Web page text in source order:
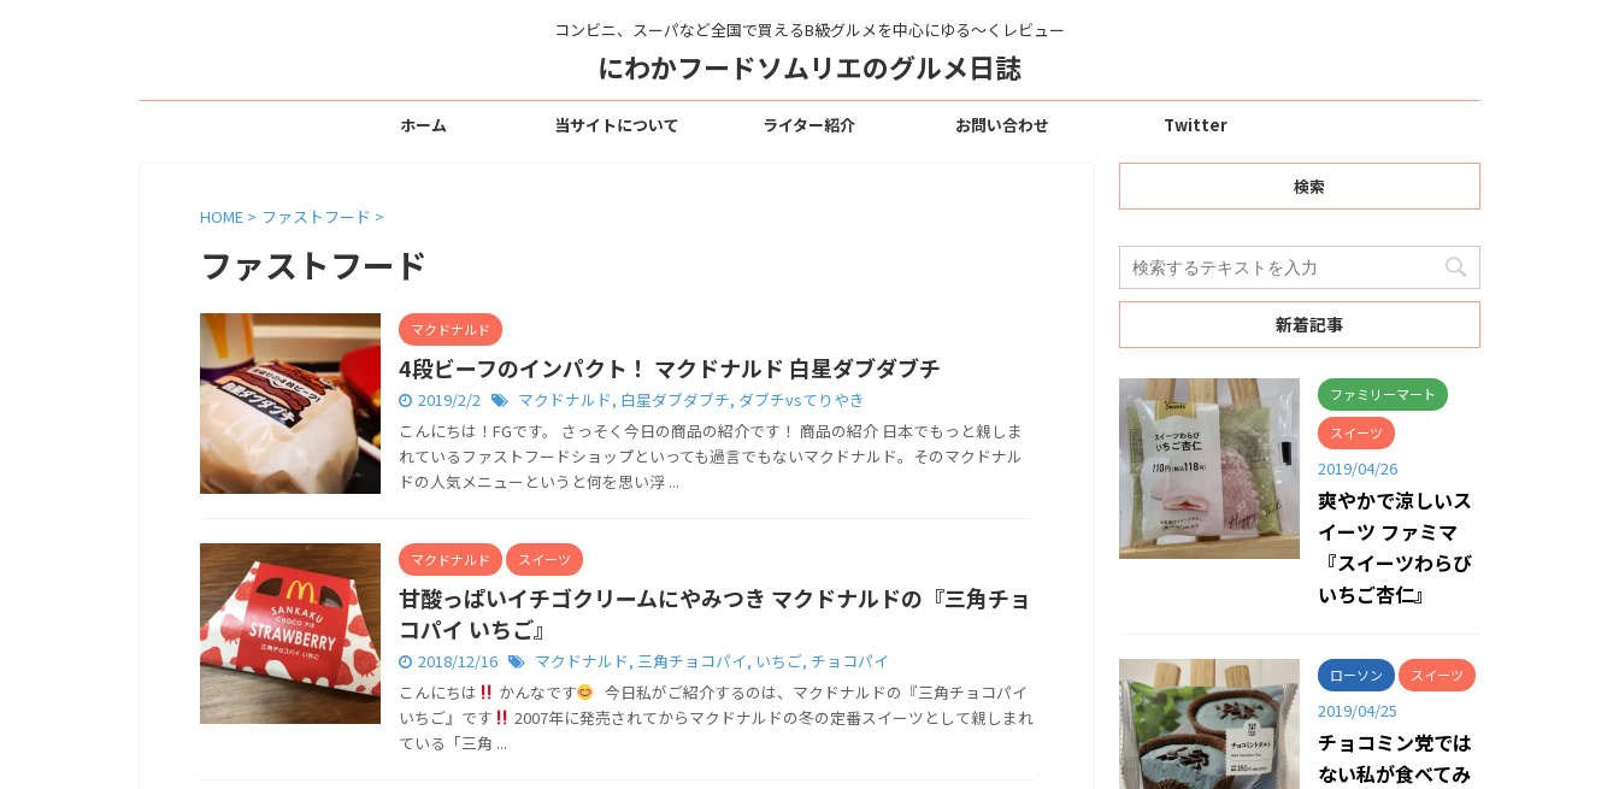
コンビニ、スーパなど全国で買えるB級グルメを中心にゆる〜くレビュー
にわかフードソムリエのグルメ日誌
ホーム 当サイトについて ライター紹介 お問い合わせ Twitter
HOME > ファストフード >
ファストフード
マクドナルド
4段ビーフのインパクト！ マクドナルド 白星ダブダブチ
2019/2/2 マクドナルド, 白星ダブダブチ, ダブチvsてりやき
こんにちは！FGです。 さっそく今日の商品の紹介です！ 商品の紹介 日本でもっと親しま
れているファストフードショップといっても過言でもないマクドナルド。そのマクドナル
ドの人気メニューというと何を思い浮 ...
マクドナルド スイーツ
甘酸っぱいイチゴクリームにやみつき マクドナルドの『三角チョ
コパイ いちご』
2018/12/16 マクドナルド, 三角チョコパイ, いちご, チョコパイ
こんにちは
かんなです
今日私がご紹介するのは、マクドナルドの『三角チョコパイ
いちご』です
2007年に発売されてからマクドナルドの冬の定番スイーツとして親しまれ
ている「三角 ...
検索
新着記事
ファミリーマート
スイーツ
2019/04/26
爽やかで涼しいス
イーツ ファミマ
『スイーツわらび
いちご杏仁』
ローソン スイーツ
2019/04/25
チョコミン党では
ない私が食べてみ